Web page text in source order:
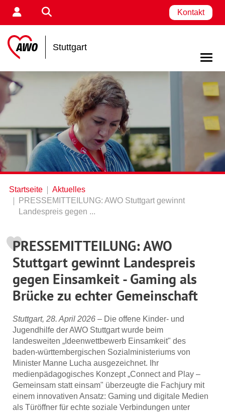
Kontakt
Stuttgart
Startseite
Aktuelles
PRESSEMITTEILUNG: AWO Stuttgart gewinnt
Landespreis gegen ...
PRESSEMITTEILUNG: AWO
Stuttgart gewinnt Landespreis
gegen Einsamkeit - Gaming als
Brücke zu echter Gemeinschaft
Stuttgart, 28. April 2026 – Die offene Kinder- und
Jugendhilfe der AWO Stuttgart wurde beim
landesweiten „Ideenwettbewerb Einsamkeit" des
baden-württembergischen Sozialministeriums von
Minister Manne Lucha ausgezeichnet. Ihr
medienpädagogisches Konzept „Connect and Play –
Gemeinsam statt einsam" überzeugte die Fachjury mit
einem innovativen Ansatz: Gaming und digitale Medien
als Türöffner für echte soziale Verbindungen unter